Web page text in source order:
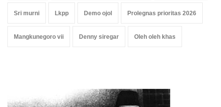
Sri murni Lkpp Demo ojol Prolegnas prioritas 2026
Mangkunegoro vii Denny siregar Oleh oleh khas